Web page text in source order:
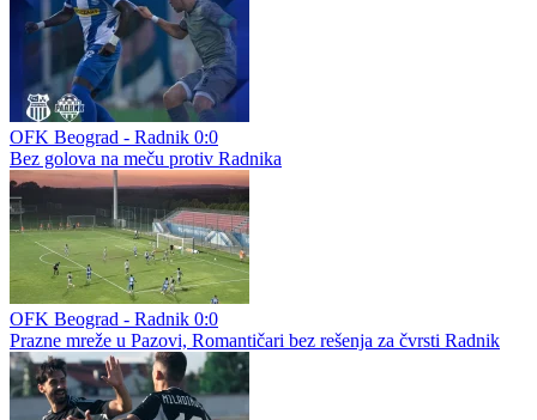
OFK Beograd - Radnik 0:0
Bez golova na meču protiv Radnika
OFK Beograd - Radnik 0:0
Prazne mreže u Pazovi, Romantičari bez rešenja za čvrsti Radnik